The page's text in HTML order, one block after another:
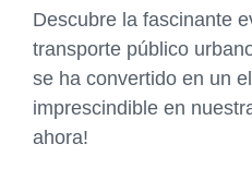
Descubre la fascinante
transporte público
se ha convertido en un
imprescindible en
ahora!